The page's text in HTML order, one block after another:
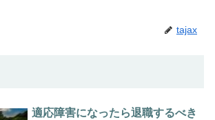
tajax
適応障害になったら退職するべき